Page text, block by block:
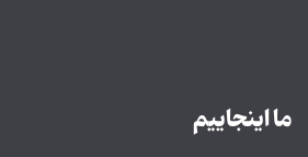
ما اینجاییم